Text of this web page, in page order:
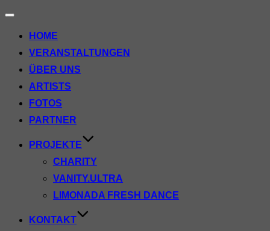
Navigation
HOME
VERANSTALTUNGEN
ÜBER UNS
ARTISTS
FOTOS
PARTNER
PROJEKTE
CHARITY
VANITY.ULTRA
LIMONADA FRESH DANCE
KONTAKT